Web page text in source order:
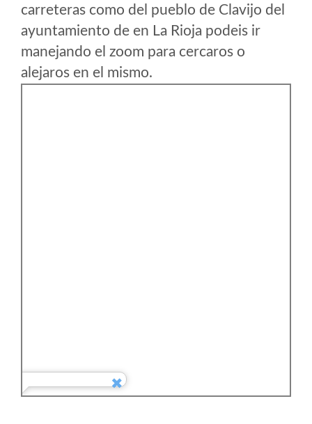
carreteras como del pueblo de Clavijo del
ayuntamiento de en La Rioja podeis ir
manejando el zoom para cercaros o
alejaros en el mismo.